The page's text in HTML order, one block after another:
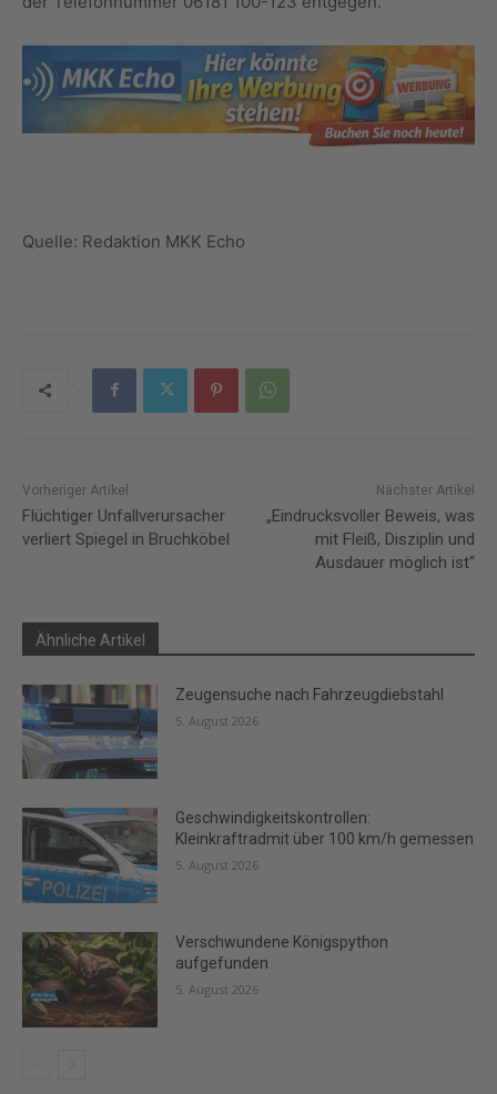
Quelle: Redaktion MKK Echo
Vorheriger Artikel
Flüchtiger Unfallverursacher
verliert Spiegel in Bruchköbel
Nächster Artikel
„Eindrucksvoller Beweis, was
mit Fleiß, Disziplin und
Ausdauer möglich ist“
Ähnliche Artikel
Zeugensuche nach Fahrzeugdiebstahl
5. August 2026
Geschwindigkeitskontrollen:
Kleinkraftradmit über 100 km/h gemessen
5. August 2026
Verschwundene Königspython
aufgefunden
5. August 2026